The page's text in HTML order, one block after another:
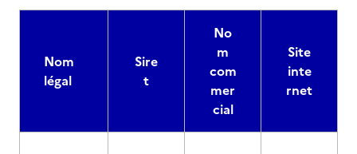
Nom
légal
Sire
t
No
m
com
mer
cial
Site
inte
rnet